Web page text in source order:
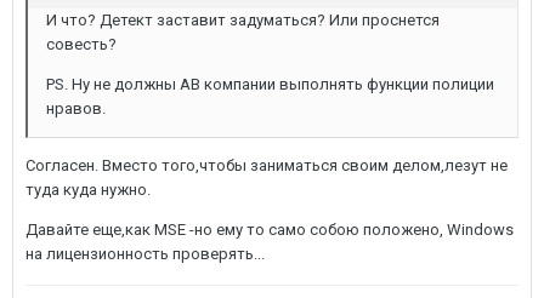
И что? Детект заставит задуматься? Или проснется
совесть?
PS. Ну не должны АВ компании выполнять функции полиции
нравов.
Согласен. Вместо того,чтобы заниматься своим делом,лезут не
туда куда нужно.
Давайте еще,как MSE -но ему то само собою положено, Windows
на лицензионность проверять...